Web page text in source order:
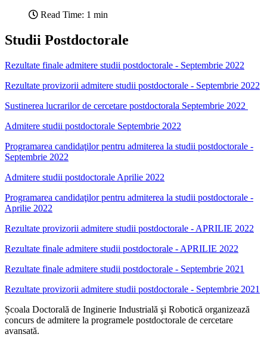
Read Time: 1 min
Studii Postdoctorale
Rezultate finale admitere studii postdoctorale - Septembrie 2022
Rezultate provizorii admitere studii postdoctorale - Septembrie 2022
Sustinerea lucrarilor de cercetare postdoctorala Septembrie 2022
Admitere studii postdoctorale Septembrie 2022
Programarea candidaţilor pentru admiterea la studii postdoctorale -
Septembrie 2022
Admitere studii postdoctorale Aprilie 2022
Programarea candidaţilor pentru admiterea la studii postdoctorale -
Aprilie 2022
Rezultate provizorii admitere studii postdoctorale - APRILIE 2022
Rezultate finale admitere studii postdoctorale - APRILIE 2022
Rezultate finale admitere studii postdoctorale - Septembrie 2021
Rezultate provizorii admitere studii postdoctorale - Septembrie 2021
Școala Doctorală de Inginerie Industrială şi Robotică organizează
concurs de admitere la programele postdoctorale de cercetare
avansată.